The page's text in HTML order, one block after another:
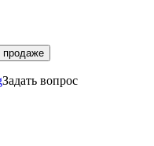
Задать вопрос